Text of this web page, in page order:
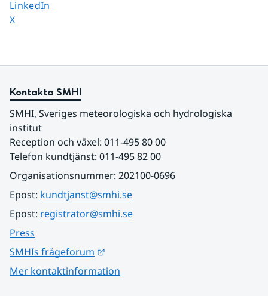
Dela sidan på
LinkedIn
Dela sidan på
X
Kontakta SMHI
SMHI, Sveriges meteorologiska och hydrologiska
institut
Reception och växel: 011-495 80 00
Telefon kundtjänst: 011-495 82 00
Organisationsnummer: 202100-0696
Epost: kundtjanst@smhi.se
Epost: registrator@smhi.se
Press
SMHIs frågeforum
Mer kontaktinformation